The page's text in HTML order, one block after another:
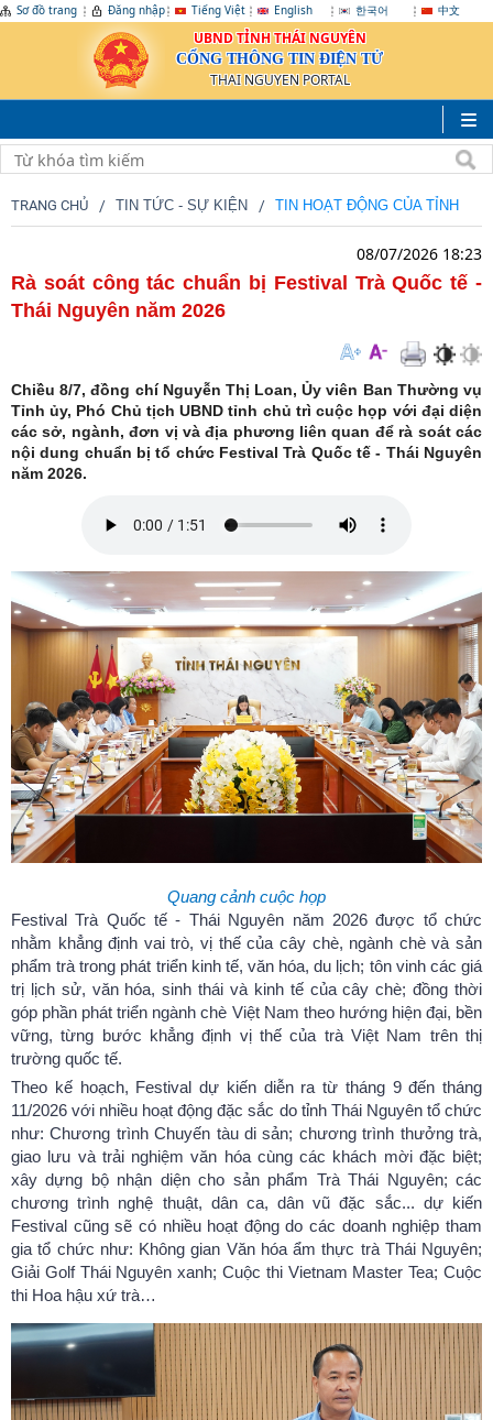
Sơ đồ trang Đăng nhập Tiếng Việt English 한국어 中文
UBND TỈNH THÁI NGUYÊN
CỔNG THÔNG TIN ĐIỆN TỬ
THAI NGUYEN PORTAL
TRANG CHỦ TIN TỨC - SỰ KIỆN TIN HOẠT ĐỘNG CỦA TỈNH
08/07/2026 18:23
Rà soát công tác chuẩn bị Festival Trà Quốc tế -
Thái Nguyên năm 2026
Chiều 8/7, đồng chí Nguyễn Thị Loan, Ủy viên Ban Thường vụ
Tỉnh ủy, Phó Chủ tịch UBND tỉnh chủ trì cuộc họp với đại diện
các sở, ngành, đơn vị và địa phương liên quan để rà soát các
nội dung chuẩn bị tổ chức Festival Trà Quốc tế - Thái Nguyên
năm 2026.
Quang cảnh cuộc họp
Festival Trà Quốc tế - Thái Nguyên năm 2026 được tổ chức
nhằm khẳng định vai trò, vị thế của cây chè, ngành chè và sản
phẩm trà trong phát triển kinh tế, văn hóa, du lịch; tôn vinh các giá
trị lịch sử, văn hóa, sinh thái và kinh tế của cây chè; đồng thời
góp phần phát triển ngành chè Việt Nam theo hướng hiện đại, bền
vững, từng bước khẳng định vị thế của trà Việt Nam trên thị
trường quốc tế.
Theo kế hoạch, Festival dự kiến diễn ra từ tháng 9 đến tháng
11/2026 với nhiều hoạt động đặc sắc do tỉnh Thái Nguyên tổ chức
như: Chương trình Chuyến tàu di sản; chương trình thưởng trà,
giao lưu và trải nghiệm văn hóa cùng các khách mời đặc biệt;
xây dựng bộ nhận diện cho sản phẩm Trà Thái Nguyên; các
chương trình nghệ thuật, dân ca, dân vũ đặc sắc... dự kiến
Festival cũng sẽ có nhiều hoạt động do các doanh nghiệp tham
gia tổ chức như: Không gian Văn hóa ẩm thực trà Thái Nguyên;
Giải Golf Thái Nguyên xanh; Cuộc thi Vietnam Master Tea; Cuộc
thi Hoa hậu xứ trà…